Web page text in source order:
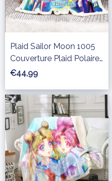
Plaid Sailor Moon 1005
Couverture Plaid Polaire
Plaid Canapé
€44,99